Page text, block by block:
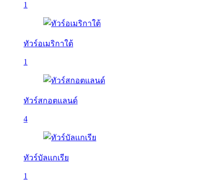
1
ทัวร์อเมริกาใต้
1
ทัวร์สกอตแลนด์
4
ทัวร์บัลเเกเรีย
1